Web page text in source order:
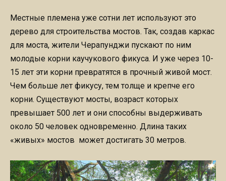
Местные племена уже сотни лет используют это
дерево для строительства мостов. Так, создав каркас
для моста, жители Черапунджи пускают по ним
молодые корни каучукового фикуса. И уже через 10-
15 лет эти корни превратятся в прочный живой мост.
Чем больше лет фикусу, тем толще и крепче его
корни. Существуют мосты, возраст которых
превышает 500 лет и они способны выдерживать
около 50 человек одновременно. Длина таких
«живых» мостов может достигать 30 метров.